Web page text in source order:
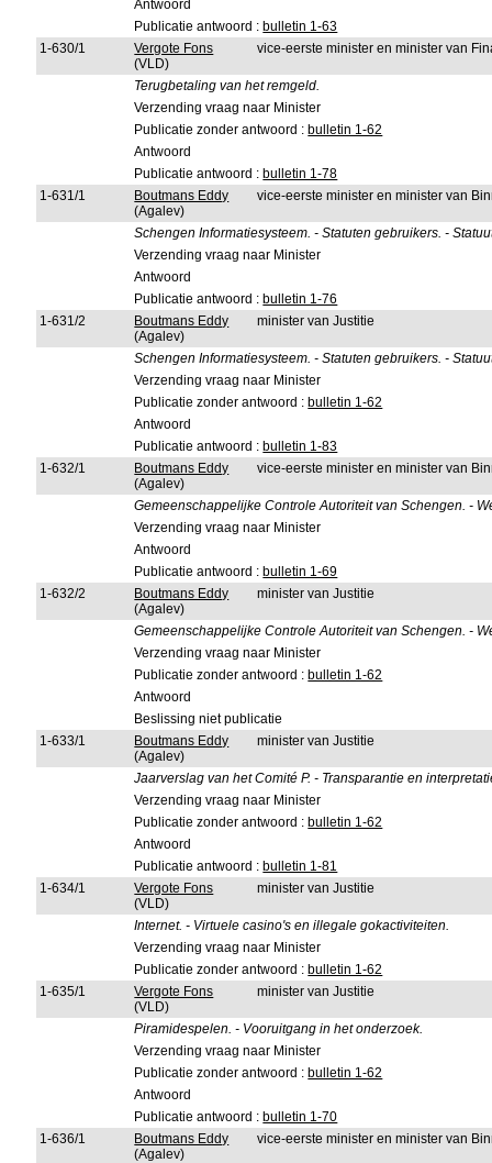
Antwoord
Publicatie antwoord : bulletin 1-63
1-630/1
Vergote Fons
(VLD)
vice-eerste minister en minister van
Terugbetaling van het remgeld.
Verzending vraag naar Minister
Publicatie zonder antwoord : bulletin 1-62
Antwoord
Publicatie antwoord : bulletin 1-78
1-631/1
Boutmans Eddy
(Agalev)
vice-eerste minister en minister van
Schengen Informatiesysteem. - Statuten gebruikers. -
Verzending vraag naar Minister
Antwoord
Publicatie antwoord : bulletin 1-76
1-631/2
Boutmans Eddy
(Agalev)
minister van Justitie
Schengen Informatiesysteem. - Statuten gebruikers. -
Verzending vraag naar Minister
Publicatie zonder antwoord : bulletin 1-62
Antwoord
Publicatie antwoord : bulletin 1-83
1-632/1
Boutmans Eddy
(Agalev)
vice-eerste minister en minister van
Gemeenschappelijke Controle Autoriteit van Schengen. -
Verzending vraag naar Minister
Antwoord
Publicatie antwoord : bulletin 1-69
1-632/2
Boutmans Eddy
(Agalev)
minister van Justitie
Gemeenschappelijke Controle Autoriteit van Schengen. -
Verzending vraag naar Minister
Publicatie zonder antwoord : bulletin 1-62
Antwoord
Beslissing niet publicatie
1-633/1
Boutmans Eddy
(Agalev)
minister van Justitie
Jaarverslag van het Comité P. - Transparantie en
Verzending vraag naar Minister
Publicatie zonder antwoord : bulletin 1-62
Antwoord
Publicatie antwoord : bulletin 1-81
1-634/1
Vergote Fons
(VLD)
minister van Justitie
Internet. - Virtuele casino's en illegale gokactiviteiten.
Verzending vraag naar Minister
Publicatie zonder antwoord : bulletin 1-62
1-635/1
Vergote Fons
(VLD)
minister van Justitie
Piramidespelen. - Vooruitgang in het onderzoek.
Verzending vraag naar Minister
Publicatie zonder antwoord : bulletin 1-62
Antwoord
Publicatie antwoord : bulletin 1-70
1-636/1
Boutmans Eddy
(Agalev)
vice-eerste minister en minister van